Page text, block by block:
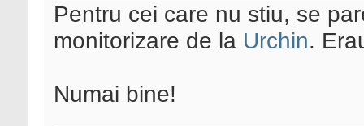
Pentru cei care nu stiu, se
monitorizare de la Urchin.
Numai bine!